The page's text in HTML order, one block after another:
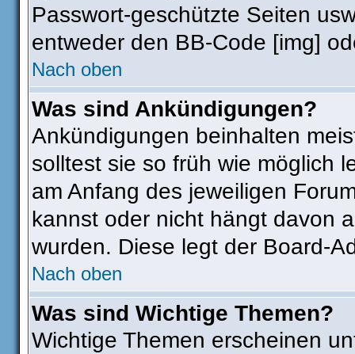
Passwort-geschützte Seiten
entweder den BB-Code [img]
Nach oben
Was sind Ankündigungen?
Ankündigungen beinhalten
solltest sie so früh wie möglich
am Anfang des jeweiligen
kannst oder nicht hängt davon
wurden. Diese legt der Board-
Nach oben
Was sind Wichtige Themen?
Wichtige Themen erscheinen